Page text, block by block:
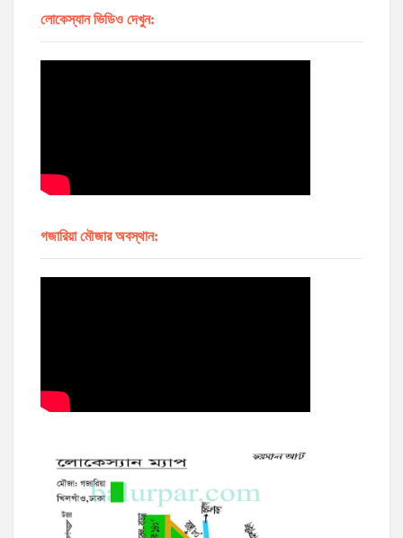
লোকেস্যান ভিডিও দেখুন:
গজারিয়া মৌজার অবস্থান: